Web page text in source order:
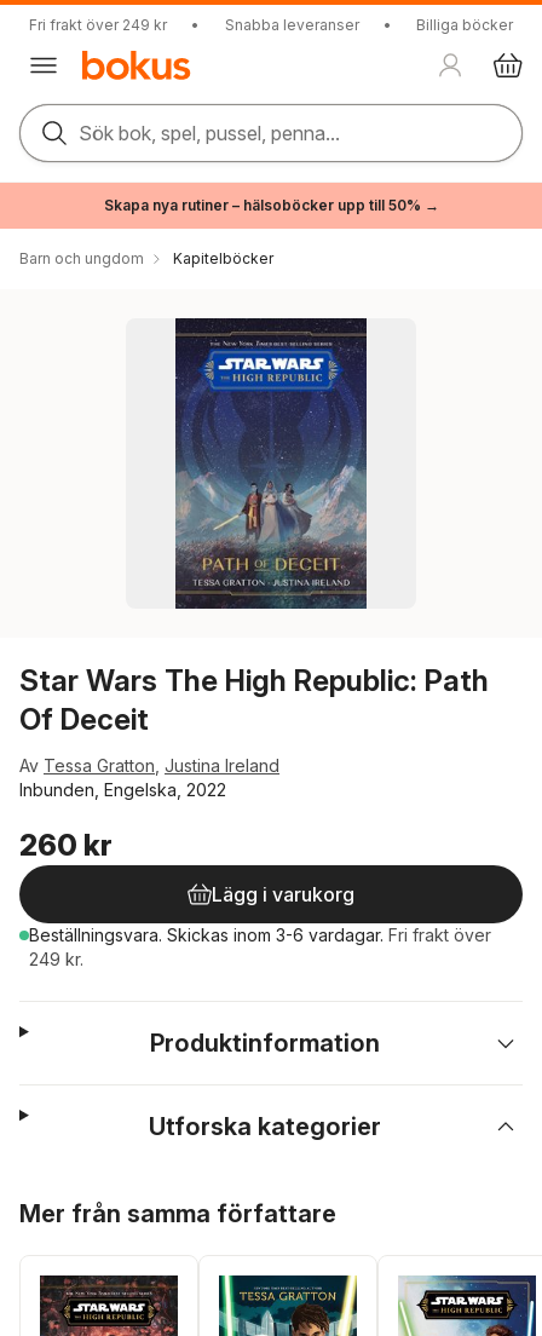
Fri frakt över 249 kr • Snabba leveranser • Billiga böcker
Sök bok, spel, pussel, penna...
Skapa nya rutiner – hälsoböcker upp till 50% →
Barn och ungdom Kapitelböcker
Star Wars The High Republic: Path
Of Deceit
Av Tessa Gratton Justina Ireland
Inbunden, Engelska, 2022
260 kr
Lägg i varukorg
Beställningsvara. Skickas inom 3-6 vardagar. Fri frakt över
249 kr.
Produktinformation
Utforska kategorier
Mer från samma författare